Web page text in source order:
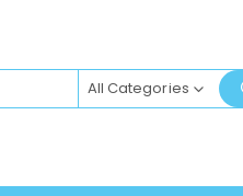
All Categories